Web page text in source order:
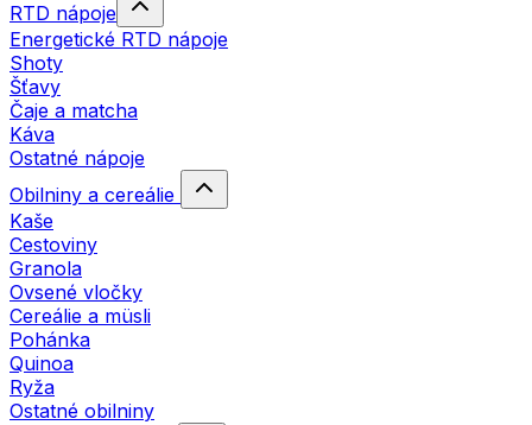
RTD nápoje
Energetické RTD nápoje
Shoty
Šťavy
Čaje a matcha
Káva
Ostatné nápoje
Obilniny a cereálie
Kaše
Cestoviny
Granola
Ovsené vločky
Cereálie a müsli
Pohánka
Quinoa
Ryža
Ostatné obilniny